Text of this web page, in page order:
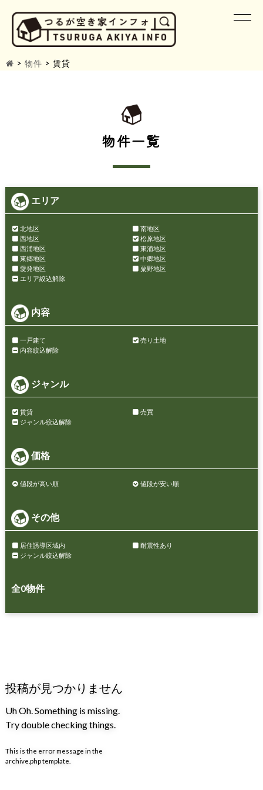
> 物件 > 賃貸
物件一覧
エリア
北地区
南地区
西地区
松原地区
西浦地区
東浦地区
東郷地区
中郷地区
愛発地区
粟野地区
エリア絞込解除
内容
一戸建て
売り土地
内容絞込解除
ジャンル
賃貸
売買
ジャンル絞込解除
価格
値段が高い順 値段が安い順
その他
居住誘導区域内
耐震性あり
ジャンル絞込解除
全0物件
投稿が見つかりません
Uh Oh. Something is missing.
Try double checking things.
This is the error message in the
archive.php template.